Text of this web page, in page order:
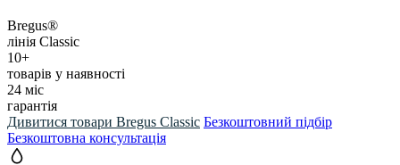
Bregus®
лінія Classic
10+
товарів у наявності
24 міс
гарантія
Дивитися товари Bregus Classic Безкоштовний підбір
Безкоштовна консультація